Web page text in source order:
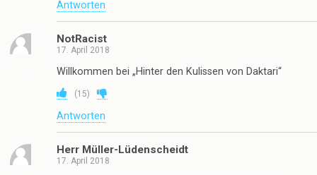
Antworten
NotRacist
17. April 2018
Willkommen bei „Hinter den Kulissen von Daktari“
(15)
Antworten
Herr Müller-Lüdenscheidt
17. April 2018